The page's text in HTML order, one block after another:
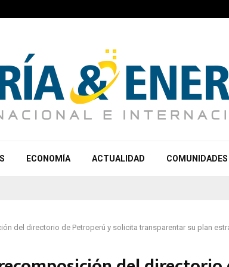
ECONOMÍA ACTUALIDAD COMUNIDADES
del directorio de Petroperú y solicita transparentar su plan